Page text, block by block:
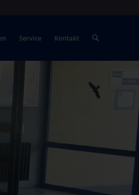
Service Kontakt